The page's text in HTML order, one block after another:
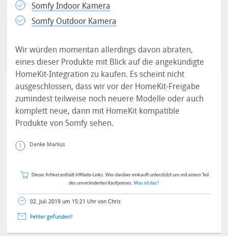
Somfy Indoor Kamera
Somfy Outdoor Kamera
Wir würden momentan allerdings davon abraten,
eines dieser Produkte mit Blick auf die angekündigte
HomeKit-Integration zu kaufen. Es scheint nicht
ausgeschlossen, dass wir vor der HomeKit-Freigabe
zumindest teilweise noch neuere Modelle oder auch
komplett neue, dann mit HomeKit kompatible
Produkte von Somfy sehen.
Danke Markus
Dieser Artikel enthält Affiliate-Links. Wer darüber einkauft unterstützt uns mit einem Teil
des unveränderten Kaufpreises. Was ist das?
02. Juli 2019 um 15:21 Uhr von Chris
Fehler gefunden?